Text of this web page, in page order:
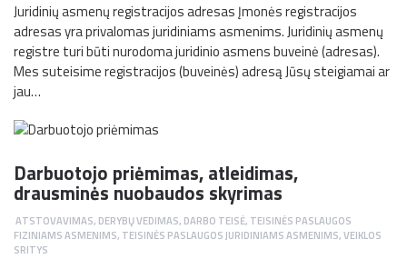
Juridinių asmenų registracijos adresas Įmonės registracijos
adresas yra privalomas juridiniams asmenims. Juridinių asmenų
registre turi būti nurodoma juridinio asmens buveinė (adresas).
Mes suteisime registracijos (buveinės) adresą Jūsų steigiamai ar
jau…
Darbuotojo priėmimas, atleidimas,
drausminės nuobaudos skyrimas
ATSTOVAVIMAS, DERYBŲ VEDIMAS, DARBO TEISĖ, TEISINĖS PASLAUGOS
FIZINIAMS ASMENIMS, TEISINĖS PASLAUGOS JURIDINIAMS ASMENIMS,VEIKLOS
SRITYS